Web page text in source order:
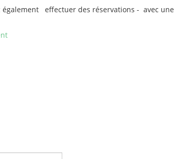
également effectuer des réservations - avec une